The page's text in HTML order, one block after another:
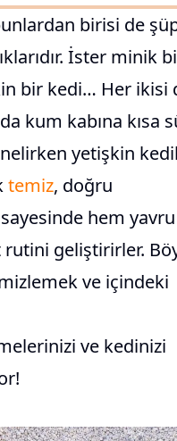
birisi de
İster minik
bir kedi… Her ikisi
kum kabına kısa
yetişkin
temiz, doğru
hem
geliştirirler.
ve içindeki
ve kedinizi